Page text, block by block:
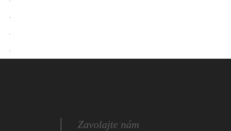
Zavolajte nám